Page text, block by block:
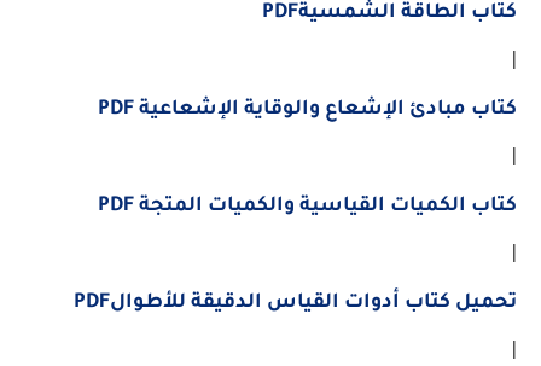
كتاب الطاقة الشمسيةPDF
|
كتاب مبادئ الإشعاع والوقاية الإشعاعية PDF
|
كتاب الكميات القياسية والكميات المتجة PDF
|
تحميل كتاب أدوات القياس الدقيقة للأطوالPDF
|